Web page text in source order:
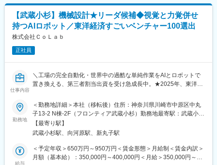
■歓迎条件：
・経営コンサルティング、総合商社、プラントエンジニアリング
等での事業推進の経験
・エンタープライズ向け営業提案経験
・当社ロボットシステムのエンジニアリング観点での理解ができ
ること（一定の物理理解が可能）
・理系のバックグラウンドがあること
・海外大学の修了や留学経験
・ビジネスの海外駐在経験
当社は、「宇宙建築技術を確立し、人類の宇宙開発を加速させ
る」ことをミッションに掲げ、独自開発した電子ビーム溶接機と
それを搭載したロボットシステムを組み合わせた宇宙建築ロボッ
トシステムの開発を行っている東北大学発のディープテックスタ
従来の「地上で組み立てたものをロケットで運ぶ」のではなく、
「宇宙空間で組み立てる」という革新的なアプローチで、人類が
【武蔵小杉】機械設計★リーダ候補◆視覚と力覚併せ
持つAIロボット／東洋経済すごいベンチャー100選出
株式会社ＣｏＬａｂ
正社員
仕事内容
＼工場の完全自動化・世界中の過酷な単純作業をAIとロボットで
置き換える、第三者割当出資を受け急成長中。★2025年、東洋経
当社では、急増するロボティクス関連の開発案件に対応するた
め、ロボットハンドおよび周辺設備のメカ設計エンジニアを募集
しています。PMやプロジェクトエンジニアと連携し、顧客課題の
抽出からロボットハンド・装置設計、提案資料用3Dモデル作図ま
で、上流～下流工程を一貫して担当いただくポジションです。
勤務地
＜勤務地詳細＞本社（移転後）住所：神奈川県川崎市中原区中丸
子13-2 N棟-2F（フロンティア武蔵小杉）勤務地最寄駅：武蔵小杉
駅受動喫煙対策：屋内全面禁煙変更の範囲：会社の定める事業所
【最寄り駅】
武蔵小杉駅、向河原駅、新丸子駅
給与
＜予定年収＞650万円～950万円＜賃金形態＞月給制＜賃金内訳＞
月額（基本給）：350,000円～400,000円＜月給＞350,000円～